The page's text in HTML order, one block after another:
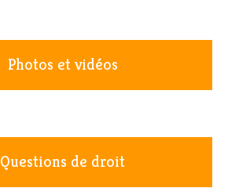
Photos et vidéos
Questions de droit